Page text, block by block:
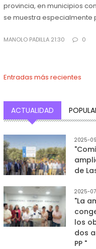
provincia, en municipios
se muestra especialmente
MANOLO PADILLA 21:30 0
Entradas más recientes
ACTUALIDAD
2025-
de
2025-
"La
los
dos
PP "